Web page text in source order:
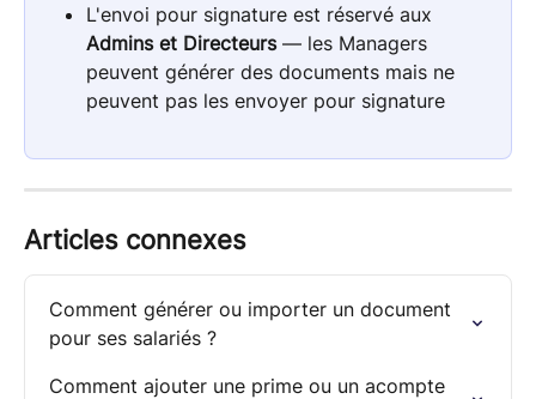
L'envoi pour signature est réservé aux
Admins et Directeurs — les Managers
peuvent générer des documents mais ne
peuvent pas les envoyer pour signature
Articles connexes
Comment générer ou importer un document
pour ses salariés ?
Comment ajouter une prime ou un acompte